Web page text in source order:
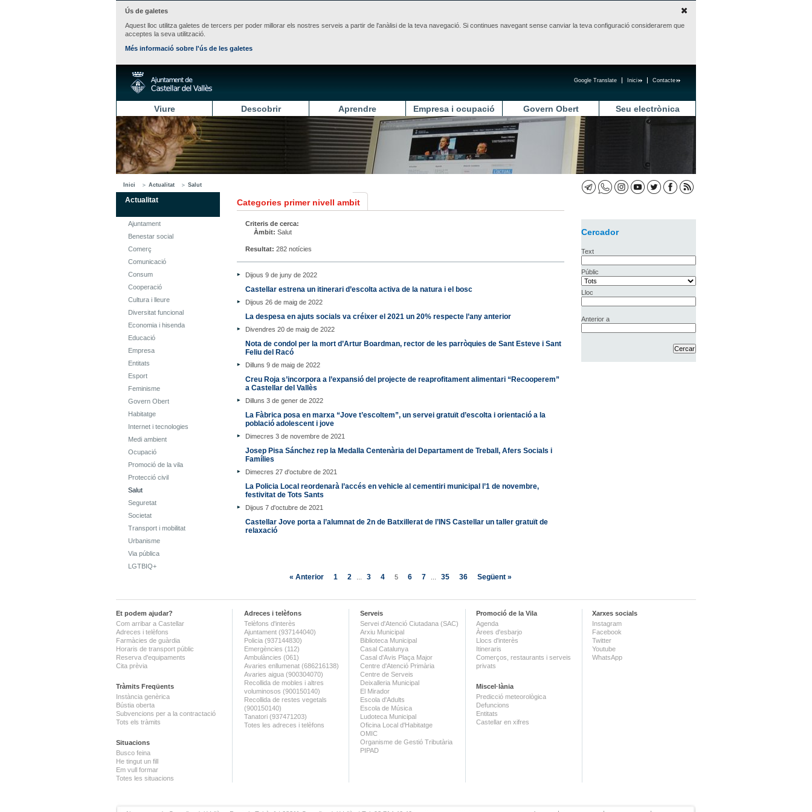
Ús de galetes
Aquest lloc utilitza galetes de tercers per poder millorar els nostres serveis a partir de l'anàlisi de la teva navegació. Si continues navegant sense canviar la teva configuració considerarem que
acceptes la seva utilització.
Més informació sobre l'ús de les galetes
Contacte
Inici
Google Translate
Viure Descobrir Aprendre Empresa i ocupació Govern Obert Seu electrònica
Inici Actualitat Salut
Actualitat
Ajuntament
Benestar social
Comerç
Comunicació
Consum
Cooperació
Cultura i lleure
Diversitat funcional
Economia i hisenda
Educació
Empresa
Entitats
Esport
Feminisme
Govern Obert
Habitatge
Internet i tecnologies
Medi ambient
Ocupació
Promoció de la vila
Protecció civil
Salut
Seguretat
Societat
Transport i mobilitat
Urbanisme
Via pública
LGTBIQ+
Categories primer nivell ambit
Criteris de cerca:
Àmbit: Salut
Resultat: 282 notícies
Dijous 9 de juny de 2022
Castellar estrena un itinerari d’escolta activa de la natura i el bosc
Dijous 26 de maig de 2022
La despesa en ajuts socials va créixer el 2021 un 20% respecte l’any anterior
Divendres 20 de maig de 2022
Nota de condol per la mort d’Artur Boardman, rector de les parròquies de Sant Esteve i Sant
Feliu del Racó
Dilluns 9 de maig de 2022
Creu Roja s’incorpora a l’expansió del projecte de reaprofitament alimentari “Recooperem”
a Castellar del Vallès
Dilluns 3 de gener de 2022
La Fàbrica posa en marxa “Jove t’escoltem”, un servei gratuït d’escolta i orientació a la
població adolescent i jove
Dimecres 3 de novembre de 2021
Josep Pisa Sánchez rep la Medalla Centenària del Departament de Treball, Afers Socials i
Famílies
Dimecres 27 d'octubre de 2021
La Policia Local reordenarà l’accés en vehicle al cementiri municipal l’1 de novembre,
festivitat de Tots Sants
Dijous 7 d'octubre de 2021
Castellar Jove porta a l’alumnat de 2n de Batxillerat de l’INS Castellar un taller gratuït de
relaxació
« Anterior 1 2 3 4 5 6 7 35 36 Següent »
Cercador
Text
Públic
Lloc
Anterior a
Et podem ajudar?
Com arribar a Castellar
Adreces i telèfons
Farmàcies de guàrdia
Horaris de transport públic
Reserva d'equipaments
Cita prèvia
Tràmits Freqüents
Instància genèrica
Bústia oberta
Subvencions per a la contractació
Tots els tràmits
Situacions
Busco feina
He tingut un fill
Em vull formar
Totes les situacions
Adreces i telèfons
Telèfons d'interès
Ajuntament (937144040)
Policia (937144830)
Emergències (112)
Ambulàncies (061)
Avaries enllumenat (686216138)
Avaries aigua (900304070)
Recollida de mobles i altres
voluminosos (900150140)
Recollida de restes vegetals
(900150140)
Tanatori (937471203)
Totes les adreces i telèfons
Serveis
Servei d'Atenció Ciutadana (SAC)
Arxiu Municipal
Biblioteca Municipal
Casal Catalunya
Casal d'Avis Plaça Major
Centre d'Atenció Primària
Centre de Serveis
Deixalleria Municipal
El Mirador
Escola d'Adults
Escola de Música
Ludoteca Municipal
Oficina Local d'Habitatge
OMIC
Organisme de Gestió Tributària
PIPAD
Promoció de la Vila
Agenda
Àrees d'esbarjo
Llocs d'interès
Itineraris
Comerços, restaurants i serveis
privats
Miscel·lània
Predicció meteorològica
Defuncions
Entitats
Castellar en xifres
Xarxes socials
Instagram
Facebook
Twitter
Youtube
WhatsApp